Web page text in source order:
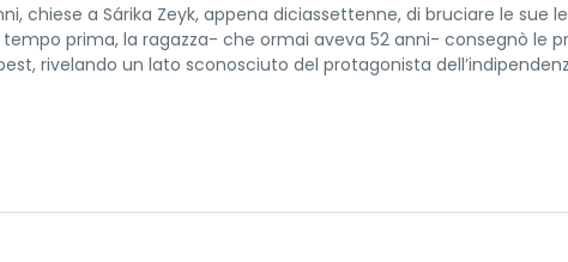
chiese a Sárika Zeyk, appena diciassettenne, di bruciare le sue
prima, la ragazza- che ormai aveva 52 anni- consegnò le
rivelando un lato sconosciuto del protagonista